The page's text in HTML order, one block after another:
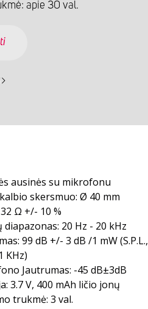
apie 30 val.
ausinės su mikrofonu
skersmuo: Ø 40 mm
Ω +/- 10 %
diapazonas: 20 Hz - 20 kHz
99 dB +/- 3 dB /1 mW (S.P.L.,
KHz)
Jautrumas: -45 dB±3dB
3.7 V, 400 mAh ličio jonų
trukmė: 3 val.